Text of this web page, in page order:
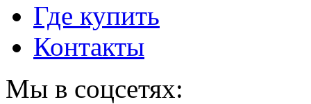
Где купить
Контакты
Мы в соцсетях: